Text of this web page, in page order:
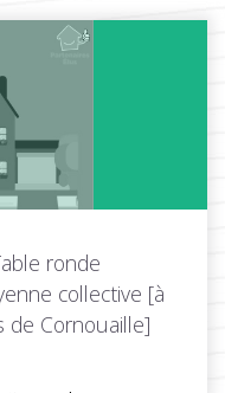
ronde
collective [à
de Cornouaille]